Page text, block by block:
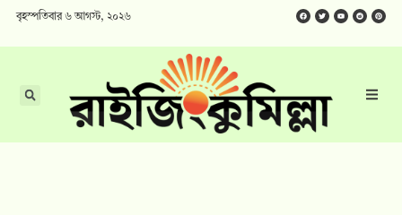
বৃহস্পতিবার ৬ আগস্ট, ২০২৬